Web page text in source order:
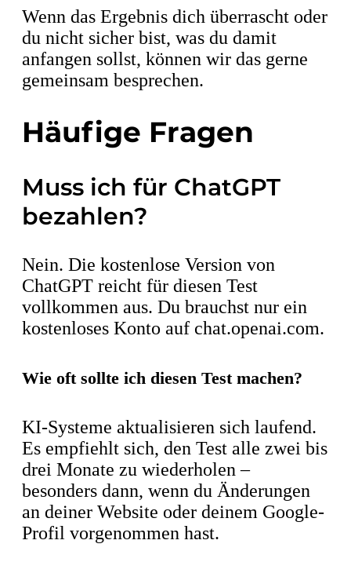
Wenn das Ergebnis dich überrascht oder
du nicht sicher bist, was du damit
anfangen sollst, können wir das gerne
gemeinsam besprechen.
Häufige Fragen
Muss ich für ChatGPT
bezahlen?
Nein. Die kostenlose Version von
ChatGPT reicht für diesen Test
vollkommen aus. Du brauchst nur ein
kostenloses Konto auf chat.openai.com.
Wie oft sollte ich diesen Test machen?
KI-Systeme aktualisieren sich laufend.
Es empfiehlt sich, den Test alle zwei bis
drei Monate zu wiederholen –
besonders dann, wenn du Änderungen
an deiner Website oder deinem Google-
Profil vorgenommen hast.